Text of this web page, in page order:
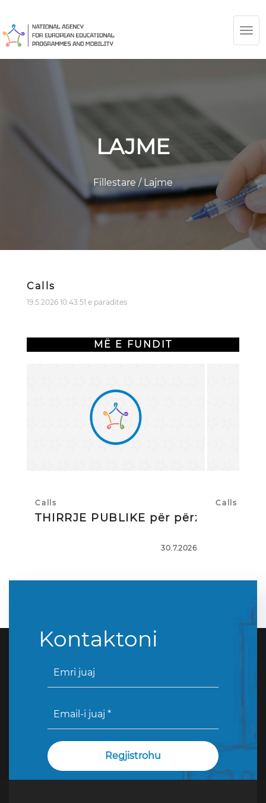
LAJME
Fillestare/Lajme
Calls
19.5.2026 10:43:51 e paradites
MË E FUNDIT
Calls
THIRRJE PUBLIKE për përzgjedhj
30.7.2026
Calls
Kontaktoni